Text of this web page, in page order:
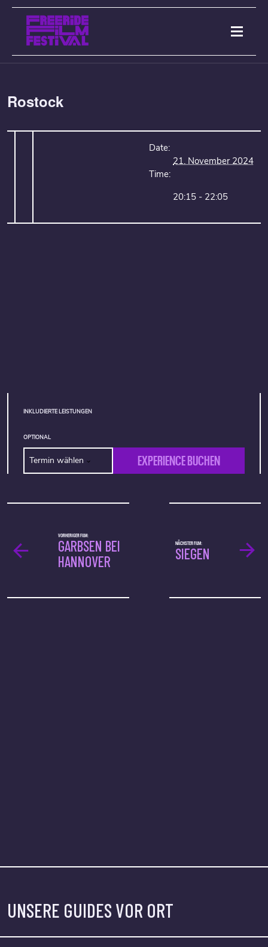
Rostock
Date:
21. November 2024
Time:
20:15 - 22:05
INKLUDIERTE LEISTUNGEN
OPTIONAL
Termin wählen EXPERIENCE BUCHEN
NÄCHSTER FILM:
SIEGEN
VORHERIGER FILM:
GARBSEN BEI
HANNOVER
UNSERE GUIDES VOR ORT